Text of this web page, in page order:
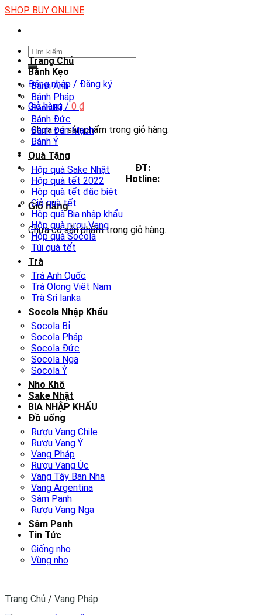
Skip
content
SHOP BUY ONLINE
Tìm
kiếm:
Đăng nhập / Đăng ký
Giỏ hàng / 0 ₫
Chưa có sản phẩm trong giỏ hàng.
ĐT:
Hotline:
Giỏ hàng
Chưa có sản phẩm trong giỏ hàng.
Trang Chủ
Bánh Kẹo
Bánh Anh
Bánh Pháp
Bánh Bỉ
Bánh Đức
Bánh Đan Mạch
Bánh Ý
Quà Tặng
Hộp quà Sake Nhật
Hộp quà tết 2022
Hộp quà tết đặc biệt
Giỏ quà tết
Hộp quà Bia nhập khẩu
Hộp quà rượu Vang
Hộp quà Socola
Túi quà tết
Trà
Trà Anh Quốc
Trà Olong Viêt Nam
Trà Sri lanka
Socola Nhập Khẩu
Socola Bỉ
Socola Pháp
Socola Đức
Socola Nga
Socola Ý
Nho Khô
Sake Nhật
BIA NHẬP KHẨU
Đồ uống
Rượu Vang Chile
Rượu Vang Ý
Vang Pháp
Rượu Vang Úc
Vang Tây Ban Nha
Vang Argentina
Sâm Panh
Rượu Vang Nga
Sâm Panh
Tin Tức
Giống nho
Vùng nho
Trang Chủ / Vang Pháp